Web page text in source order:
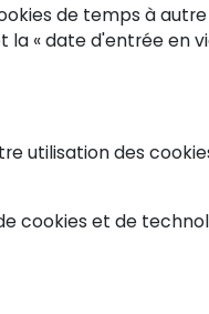
de temps à
« date d'entrée en
utilisation des
cookies et de